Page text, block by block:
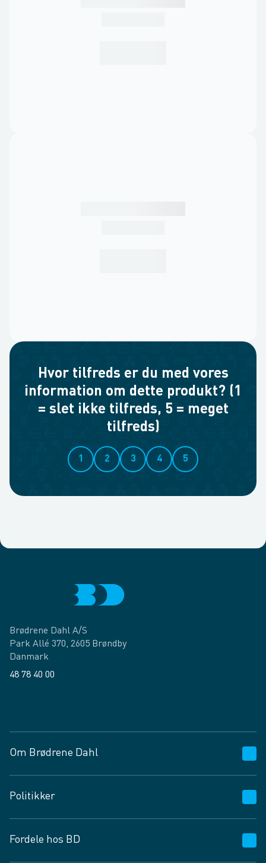
Hvor tilfreds er du med vores
information om dette produkt? (1
= slet ikke tilfreds, 5 = meget
tilfreds)
1 2 3 4 5
Brødrene Dahl A/S
Park Allé 370, 2605 Brøndby
Danmark
48 78 40 00
Om Brødrene Dahl
Vagttelefon 30 10 89 89
Spørgsmål og svar
Job og karriere
Politikker
Privatlivspolitik
Fordele hos BD